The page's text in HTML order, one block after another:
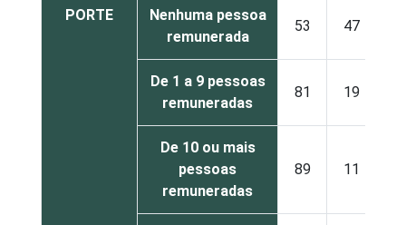
PORTE
Nenhuma pessoa
remunerada
53 47
De 1 a 9 pessoas
remuneradas
81 19
De 10 ou mais
pessoas
remuneradas
89 11